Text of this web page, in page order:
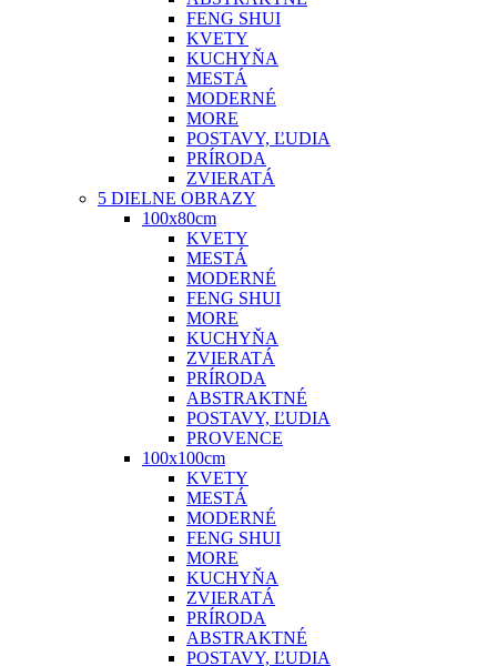
FENG SHUI
KVETY
KUCHYŇA
MESTÁ
MODERNÉ
MORE
POSTAVY, ĽUDIA
PRÍRODA
ZVIERATÁ
5 DIELNE OBRAZY
100x80cm
KVETY
MESTÁ
MODERNÉ
FENG SHUI
MORE
KUCHYŇA
ZVIERATÁ
PRÍRODA
ABSTRAKTNÉ
POSTAVY, ĽUDIA
PROVENCE
100x100cm
KVETY
MESTÁ
MODERNÉ
FENG SHUI
MORE
KUCHYŇA
ZVIERATÁ
PRÍRODA
ABSTRAKTNÉ
POSTAVY, ĽUDIA